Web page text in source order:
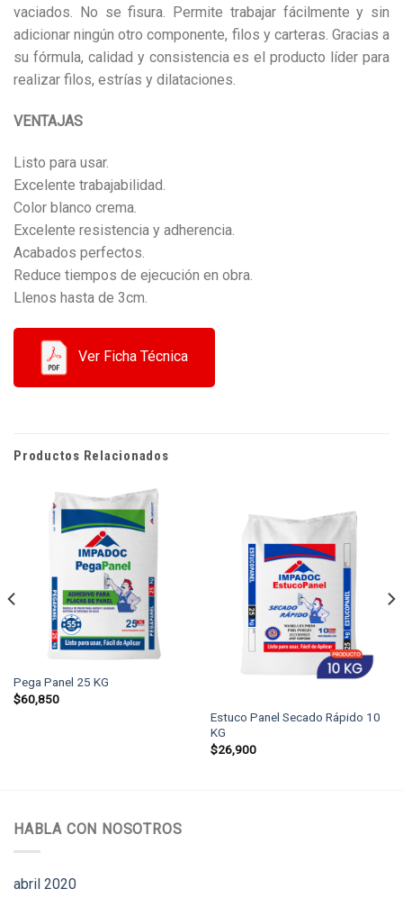
vaciados. No se fisura. Permite trabajar fácilmente y sin
adicionar ningún otro componente, filos y carteras. Gracias a
su fórmula, calidad y consistencia es el producto líder para
realizar filos, estrías y dilataciones.
VENTAJAS
Listo para usar.
Excelente trabajabilidad.
Color blanco crema.
Excelente resistencia y adherencia.
Acabados perfectos.
Reduce tiempos de ejecución en obra.
Llenos hasta de 3cm.
Ver Ficha Técnica
Productos Relacionados
Pega Panel 25 KG
$60,850
Estuco Panel Secado Rápido 10
KG
$26,900
HABLA CON NOSOTROS
abril 2020